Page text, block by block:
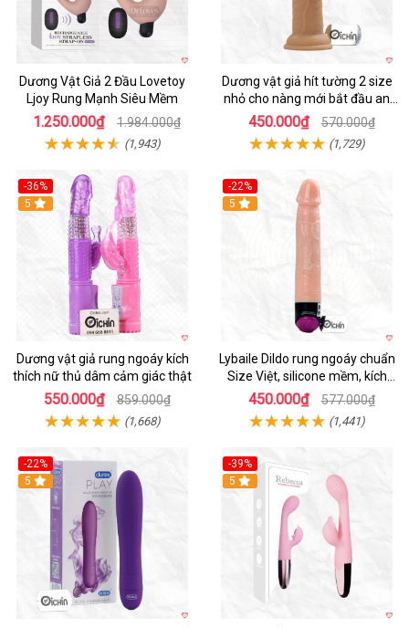
Dương Vật Giả 2 Đầu Lovetoy
Ljoy Rung Mạnh Siêu Mềm
1.250.000₫ 1.984.000₫
(1,943)
Dương vật giả hít tường 2 size
nhỏ cho nàng mới bắt đầu an
toàn dễ dùng
450.000₫ 570.000₫
(1,729)
-36%
Hot
5
Dương vật giả rung ngoáy kích
thích nữ thủ dâm cảm giác thật
550.000₫ 859.000₫
(1,668)
-22%
Hot
5
Lybaile Dildo rung ngoáy chuẩn
Size Việt, silicone mềm, kích
thích mạnh
450.000₫ 577.000₫
(1,441)
-22%
Hot
5
-39%
Hot
5